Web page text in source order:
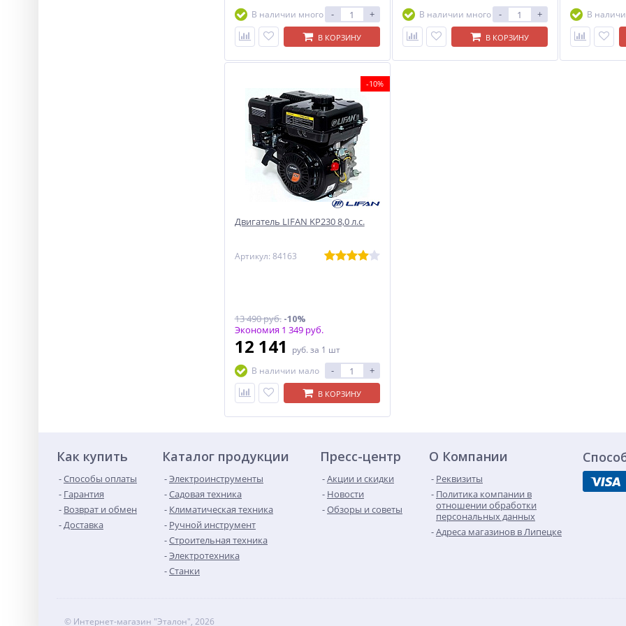
В наличии много
- +
В КОРЗИНУ
В наличии много
- +
В КОРЗИНУ
В
-10%
Двигатель LIFAN KP230 8,0 л.с.
Артикул: 84163
13 490 руб.-10%
Экономия 1 349 руб.
12 141 руб. за 1 шт
В наличии мало
- +
В КОРЗИНУ
Как купить
Способы оплаты
Гарантия
Возврат и обмен
Доставка
Каталог продукции
Электроинструменты
Садовая техника
Климатическая техника
Ручной инструмент
Строительная техника
Электротехника
Станки
Пресс-центр
Акции и скидки
Новости
Обзоры и советы
О Компании
Реквизиты
Политика компании в
отношении обработки
персональных данных
Адреса магазинов в Липецке
© Интернет-магазин "Эталон", 2026